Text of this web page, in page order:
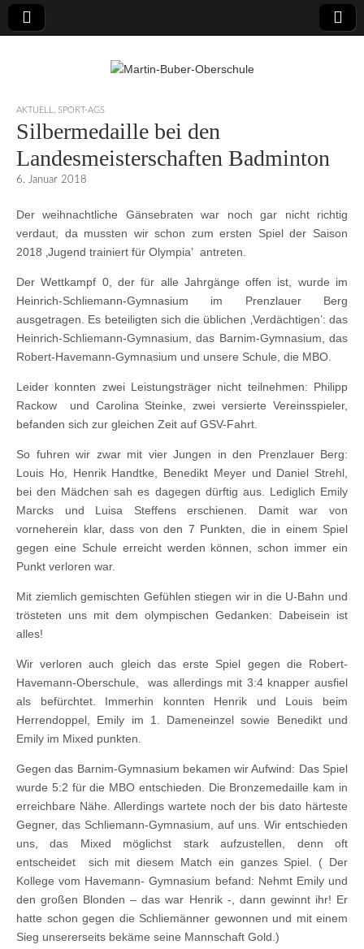
Martin-Buber-
Oberschule
AKTUELL SPORT-AGS
Silbermedaille bei den
Landesmeisterschaften Badminton
6. Januar 2018
Der weihnachtliche Gänsebraten war noch gar nicht richtig
verdaut, da mussten wir schon zum ersten Spiel der Saison
2018 ‚Jugend trainiert für Olympia’ antreten.
Der Wettkampf 0, der für alle Jahrgänge offen ist, wurde im
Heinrich-Schliemann-Gymnasium im Prenzlauer Berg
ausgetragen. Es beteiligten sich die üblichen ‚Verdächtigen’: das
Heinrich-Schliemann-Gymnasium, das Barnim-Gymnasium, das
Robert-Havemann-Gymnasium und unsere Schule, die MBO.
Leider konnten zwei Leistungsträger nicht teilnehmen: Philipp
Rackow und Carolina Steinke, zwei versierte Vereinsspieler,
befanden sich zur gleichen Zeit auf GSV-Fahrt.
So fuhren wir zwar mit vier Jungen in den Prenzlauer Berg:
Louis Ho, Henrik Handtke, Benedikt Meyer und Daniel Strehl,
bei den Mädchen sah es dagegen dürftig aus. Lediglich Emily
Marcks und Luisa Steffens erschienen. Damit war von
vorneherein klar, dass von den 7 Punkten, die in einem Spiel
gegen eine Schule erreicht werden können, schon immer ein
Punkt verloren war.
Mit ziemlich gemischten Gefühlen stiegen wir in die U-Bahn und
trösteten uns mit dem olympischen Gedanken: Dabeisein ist
alles!
Wir verloren auch gleich das erste Spiel gegen die Robert-
Havemann-Oberschule, was allerdings mit 3:4 knapper ausfiel
als befürchtet. Immerhin konnten Henrik und Louis beim
Herrendoppel, Emily im 1. Dameneinzel sowie Benedikt und
Emily im Mixed punkten.
Gegen das Barnim-Gymnasium bekamen wir Aufwind: Das Spiel
wurde 5:2 für die MBO entschieden. Die Bronzemedaille kam in
erreichbare Nähe. Allerdings wartete noch der bis dato härteste
Gegner, das Schliemann-Gymnasium, auf uns. Wir entschieden
uns, das Mixed möglichst stark aufzustellen, denn oft
entscheidet sich mit diesem Match ein ganzes Spiel. ( Der
Kollege vom Havemann- Gymnasium befand: Nehmt Emily und
den großen Blonden – das war Henrik -, dann gewinnt ihr! Er
hatte schon gegen die Schliemänner gewonnen und mit einem
Sieg unsererseits bekäme seine Mannschaft Gold.)